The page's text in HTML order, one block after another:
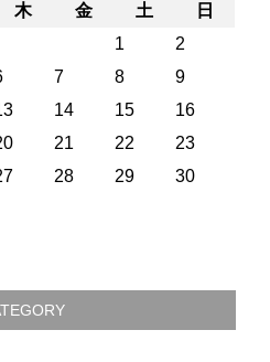
木 金 土
日
1
2
7 8
9
14 15
16
21 22
23
28 29
30